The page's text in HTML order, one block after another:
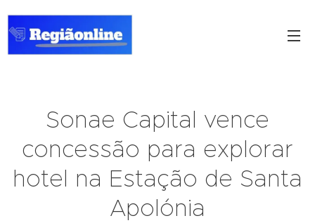
Sonae Capital vence
concessão para explorar
hotel na Estação de Santa
Apolónia